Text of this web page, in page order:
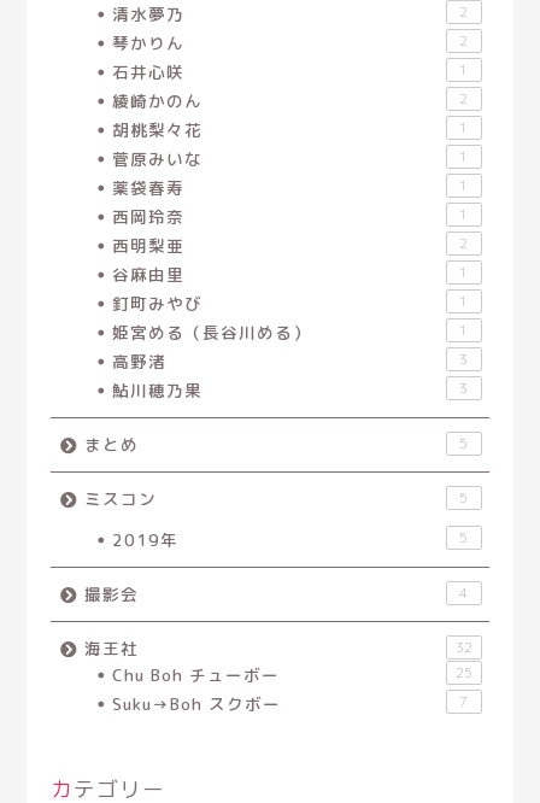
清水夢乃 2
琴かりん 2
石井心咲 1
綾崎かのん 2
胡桃梨々花 1
菅原みいな 1
薬袋春寿 1
西岡玲奈 1
西明梨亜 2
谷麻由里 1
釘町みやび 1
姫宮める（長谷川める） 1
高野渚 3
鮎川穂乃果 3
まとめ 5
ミスコン 5
2019年 5
撮影会 4
海王社 32
Chu Boh チューボー 25
Suku→Boh スクボー 7
カテゴリー